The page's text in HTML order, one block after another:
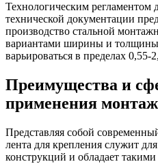
Технологическим
технической документации
производство стальной
вариантами ширины и
варьироваться в пределах 0,55-
Преимущества и
применения
Представляя собой
лента для крепления служит
конструкций и обладает